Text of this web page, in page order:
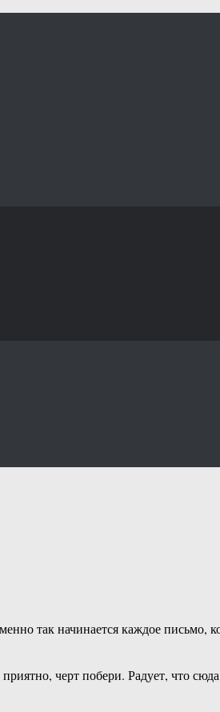
так начинается каждое письмо,
черт побери. Радует, что